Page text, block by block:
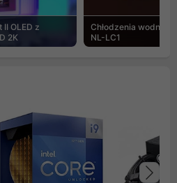
OLED z
2K
Chłodzenia wodne
NL-LC1